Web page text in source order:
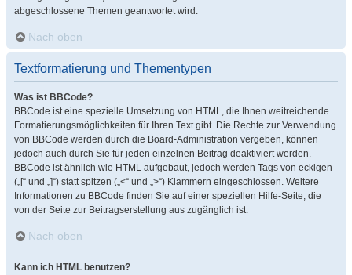
abgeschlossene Themen geantwortet wird.
Nach oben
Textformatierung und Thementypen
Was ist BBCode?
BBCode ist eine spezielle Umsetzung von HTML, die Ihnen weitreichende
Formatierungsmöglichkeiten für Ihren Text gibt. Die Rechte zur Verwendung
von BBCode werden durch die Board-Administration vergeben, können
jedoch auch durch Sie für jeden einzelnen Beitrag deaktiviert werden.
BBCode ist ähnlich wie HTML aufgebaut, jedoch werden Tags von eckigen
(„[“ und „]“) statt spitzen („<“ und „>“) Klammern eingeschlossen. Weitere
Informationen zu BBCode finden Sie auf einer speziellen Hilfe-Seite, die
von der Seite zur Beitragserstellung aus zugänglich ist.
Nach oben
Kann ich HTML benutzen?